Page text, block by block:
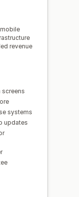
revenue
screens
systems
updates